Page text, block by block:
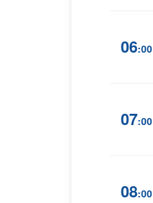
06:00
07:00
08:00